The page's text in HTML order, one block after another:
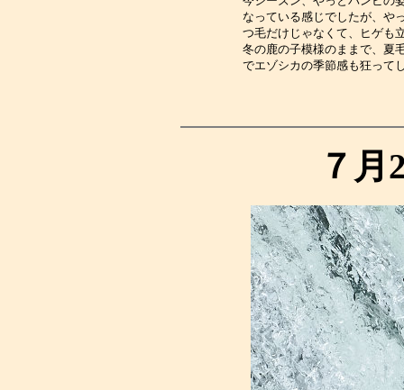
なっている感じでしたが、や
つ毛だけじゃなくて、ヒゲも
冬の鹿の子模様のままで、夏
でエゾシカの季節感も
７月